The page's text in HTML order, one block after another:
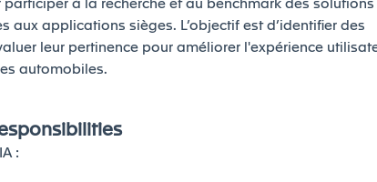
à la recherche et au benchmark des solutions
aux applications sièges. L’objectif est d’identifier des
leur pertinence pour améliorer l'expérience
automobiles.
: